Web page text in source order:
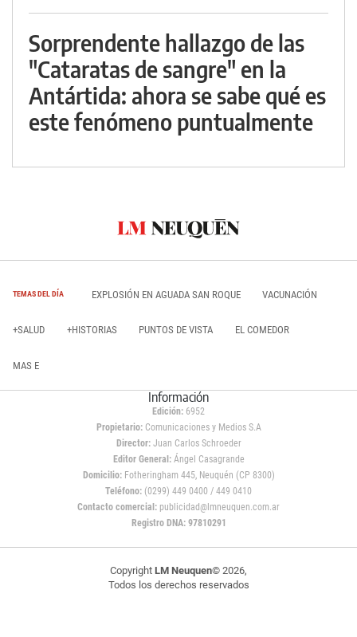
Sorprendente hallazgo de las
"Cataratas de sangre" en la
Antártida: ahora se sabe qué es
este fenómeno puntualmente
TEMAS DEL DÍA EXPLOSIÓN EN AGUADA SAN ROQUE VACUNACIÓN
+SALUD +HISTORIAS PUNTOS DE VISTA EL COMEDOR
MAS E
Información
Edición: 6952
Propietario:Comunicaciones y Medios S.A
Director: Juan Carlos Schroeder
Editor General:Ángel Casagrande
Domicilio:Fotheringham 445, Neuquén (CP 8300)
Teléfono: (0299) 449 0400 / 449 0410
Contacto comercial: publicidad@lmneuquen.com.ar
Registro DNA: 97810291
Copyright LM Neuquen© 2026,
Todos los derechos reservados